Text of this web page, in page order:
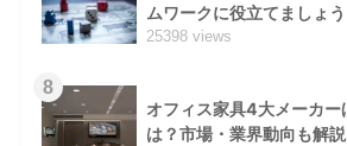
ムワークに役立てましょう
25398 views
8
オフィス家具4大メーカー
は？市場・業界動向も解説